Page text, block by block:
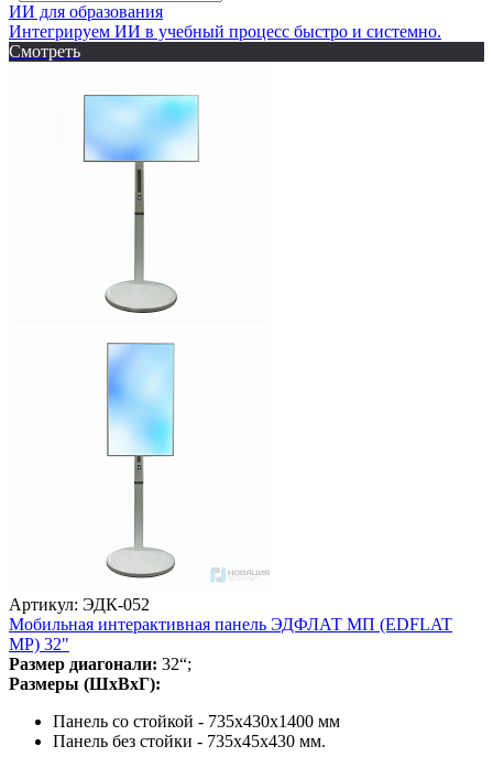
ИИ для образования
Интегрируем ИИ в учебный процесс быстро и системно.
Смотреть
Артикул: ЭДК-052
Мобильная интерактивная панель ЭДФЛАТ МП (EDFLAT
MP) 32"
Размер диагонали: 32“;
Размеры (ШхВхГ):
Панель со стойкой - 735х430х1400 мм
Панель без стойки - 735х45х430 мм.